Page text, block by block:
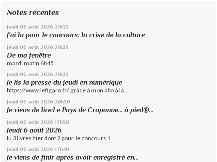
Notes récentes
jeudi 06 août 2026 21h33
J'ai lu pour le concours: la crise de la culture
jeudi 06 août 2026 21h29
De ma fenêtre
mardi matin 6h45
jeudi 06 août 2026 21h26
Je lis la presse du jeudi en numérique
https://www.lefigaro.fr/ grâce à mon abo à la...
jeudi 06 août 2026 20h50
Je viens de lire:Le Pays de Craponne... à pied®...
jeudi 06 août 2026 17h58
Jeudi 6 août 2026
lu 3 livres hier dont 2 pour le concours 1...
jeudi 06 août 2026 17h40
Je viens de finir après avoir enregistré en...